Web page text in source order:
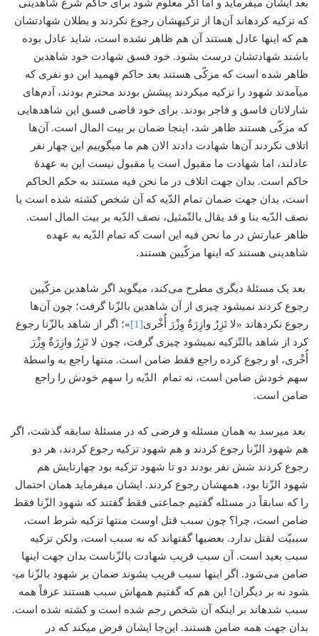
بعد ایشان می­فرماید و اما اگر معلوم شود برای حاکم شرع شاهدینی
که تزکیه کرده­اند آن‌ها از تزکیه­شان رجوع نکردند و بطلان شهادتشان
هم که اینها عادل هستند آن هم ظاهر نشده است، شاید عادل بوده
باشند شهادتشان درست بشود. خود فسق شهادت خود شاهدین
ظاهر شده است که مزکّی هستند بعد حاکم فهمید این دو نفری که
می­آمدند شهود را تزکیه می­کردند پیشش بودند محترم بودند، آدم‌های
شارلاتان فاسق و فاجر بودند. برای خود قاضی فسق این شاهدهایی
که مزکّی هستند ظاهر شد، اینجا ضمان بر بیت المال است. آن‌ها
اتلاف نکردند آن‌ها شهادت دادند الان هم ما می­گوییم این چهار نفر
عادلند، اما شهادت ما مقبول است یا مقبول نیست این به عهدۀ
حاکم است. بدان جهت اتلاف در ما نحن فیه مستند به حکم الحاکم
است، بدان جهت ضمان تمام الدّیه که آن شخص کشته شده است یا
نصف الدّیه بنا و قد یقال بالتّمثیل، نصف الدّیه بر بیت المال است.
ظاهر عبارتش در ما نحن فیه این است که تمام الدّیه به عهده
شاهدینی هستند که اینها مزکّیین هستند.
بعد یک مسئلۀ دیگری مطرح می‌كند، می­گوید اگر شاهدین مزکّیین
رجوع کردند نمی­شود چیزی از آن شاهدین بالزّنا گرفت؛ چون آن‌ها
رجوع نکرده­اند «لا تَزِرُ وازِرَةٌ وِزْرَ أُخْرى[1]
»‏؛ اگر از شاهد بالزّنا رجوع
کرد از شاهد بالتّزکیه نمی­شود چیزی گرفت، چون لا تَزِرُ وازِرَةٌ وِزْرَ
أُخْرى، او رجوع کرده راجع فقط ضامن است. منتها راجع به واسطۀ
سهم خودش ضامن است، نه تمام الدّیه را سهم خودش را راجع
ضامن است.
بعد می­رسد به همان مسئله­ و فرضی که در مسئلۀ سابقه گذشت، اگر
هم شهود الزّنا رجوع کردند و هم شهود تزکیه رجوع کردند، هر دو
رجوع کردند شش نفر بودند دو تا شهود تزکیه بود چهارتایش هم
شهود الزّنا بود، همه­شان رجوع کردند. ایشان می­فرماید همان احتمال
را که سابقاً در مسئله گفتیم جماعتی فقط گفتند که شهود الزّنا فقط
ضامن است، چرا؟ چون سبب قتل اوست منتها تزکیه شرط است،
سببیّت لقتل ندارد. بعضی­ها گفته­اند که نه سبب است، ولکن تزکیه
سبب بعید است. آن سبب قریب شهادت بالزّناست بدان جهت اینها
ضامن می‌شود. اگر اینها سبب قریب بشوند ضمان بر شهود بالزّنا می­
شود نه بر دیگران! این هم که گفتیم همه­اش سبب هستند عرفاً همه
سبب شده­اند بر اینکه آن شخص رجم شده است و کشته شده است.
بدان جهت همه ضامن هستند. این‌جا ایشان فرض می­کند که در